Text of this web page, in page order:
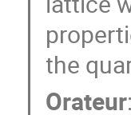
the
Orateur: